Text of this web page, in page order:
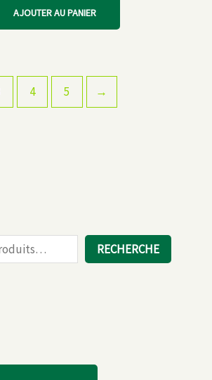
RECHERCHE
AJOUTER AU PANIER
4 5 →